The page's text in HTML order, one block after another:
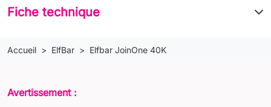
Fiche technique
Accueil ElfBar Elfbar JoinOne 40K
Avertissement :